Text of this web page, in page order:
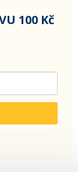
100 Kč